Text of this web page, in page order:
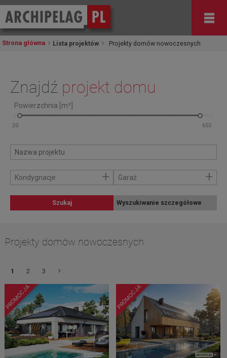
Strona główna Lista projektów Projekty domów nowoczesnych
Znajdź projekt domu
Powierzchnia [m²]
Kondygnacje + Garaż +
Szukaj Wyszukiwanie szczegółowe
Projekty domów nowoczesnych
1 2 3
PROMOCJA PROMOCJA